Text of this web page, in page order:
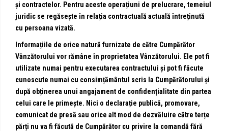
și contractelor. Pentru aceste operațiuni de prelucrare, temeiul
juridic se regăsește în relația contractuală actuală întreținută
cu persoana vizată.
Informațiile de orice natură furnizate de către Cumpărător
Vânzătorului vor rămâne în proprietatea Vânzătorului. Ele pot fi
utilizate numai pentru executarea contractului și pot fi făcute
cunoscute numai cu consimțământul scris la Cumpărătorului și
după obținerea unui angajament de confidențialitate din partea
celui care le primește. Nici o declarație publică, promovare,
comunicat de presă sau orice alt mod de dezvăluire către terțe
părți nu va fi făcută de Cumpărător cu privire la comandă fără